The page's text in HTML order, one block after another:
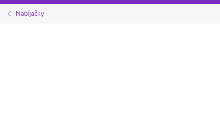
Nabíjačky